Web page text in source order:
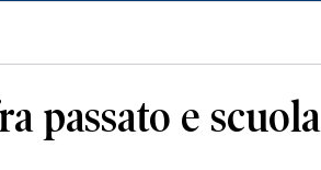
passato e scuola